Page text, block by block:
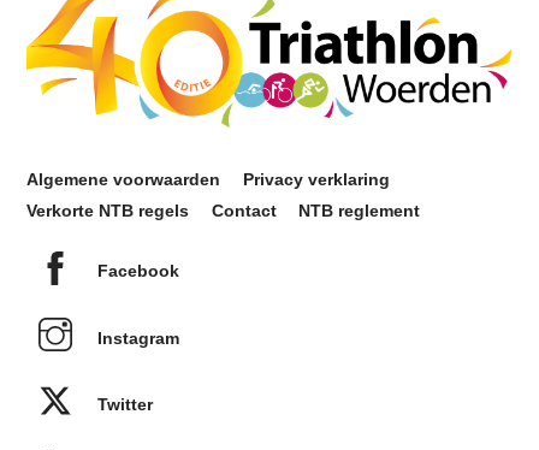
To
Top
Algemene voorwaarden
Privacy verklaring
Verkorte NTB regels
Contact NTB reglement
Facebook
Instagram
Twitter